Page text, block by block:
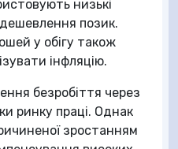
низькі
позик.
у обігу також
інфляцію.
безробіття через
ринку праці. Однак
зростанням